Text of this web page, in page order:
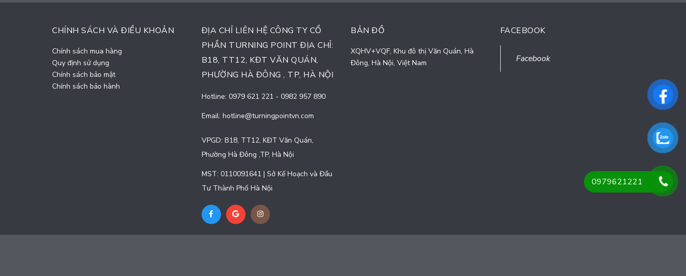
CHÍNH SÁCH VÀ ĐIỀU KHOẢN
Chính sách mua hàng
Quy định sử dụng
Chính sách bảo mật
Chính sách bảo hành
ĐỊA CHỈ LIÊN HỆ CÔNG TY CỔ
PHẦN TURNING POINT ĐỊA CHỈ:
B18, TT12, KĐT VĂN QUÁN,
PHƯỜNG HÀ ĐÔNG , TP, HÀ NỘI
Hotline: 0979 621 221 - 0982 957 890
Email: hotline@turningpointvn.com
VPGD: B18, TT12, KĐT Văn Quán,
Phường Hà Đông ,TP, Hà Nội
MST: 0110091641 | Sở Kế Hoạch và Đầu
Tư Thành Phố Hà Nội
BẢN ĐỒ
XQHV+VQF, Khu đô thị Văn Quán, Hà
Đông, Hà Nội, Việt Nam
FACEBOOK
Facebook
0979621221